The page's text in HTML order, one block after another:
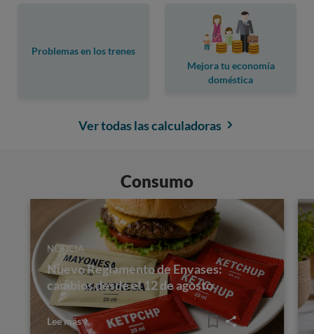
Problemas en los trenes
Mejora tu economía
doméstica
Ver todas las calculadoras
Consumo
NOTICIA
Nuevo Reglamento de Envases:
cambios desde el 12 de agosto
Lee más